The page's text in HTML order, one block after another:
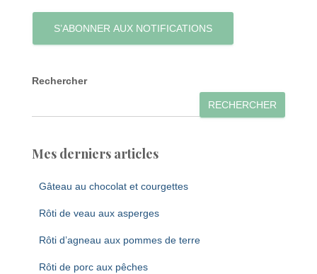
S’ABONNER AUX NOTIFICATIONS
Rechercher
RECHERCHER
Mes derniers articles
Gâteau au chocolat et courgettes
Rôti de veau aux asperges
Rôti d’agneau aux pommes de terre
Rôti de porc aux pêches